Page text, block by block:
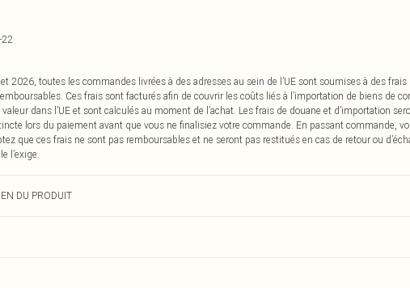
22
2026, toutes les commandes livrées à des adresses au sein de l’UE sont soumises à des frais
Ces frais sont facturés afin de couvrir les coûts liés à l’importation de biens de
dans l’UE et sont calculés au moment de l’achat. Les frais de douane et d’importation
lors du paiement avant que vous ne finalisiez votre commande. En passant commande,
que ces frais ne sont pas remboursables et ne seront pas restitués en cas de retour ou
l’exige.
DU PRODUIT
La plus courte : 109cm. Le mannequin porte une taille 10 environ. Taille du mannequin :